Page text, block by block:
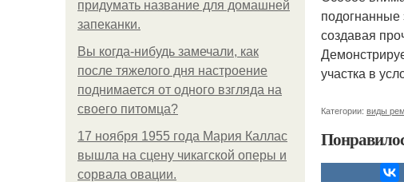
придумать название для домашней
запеканки.
Вы когда-нибудь замечали, как
после тяжелого дня настроение
поднимается от одного взгляда на
своего питомца?
17 ноября 1955 года Мария Каллас
вышла на сцену чикагской оперы и
сорвала овации.
подогнанные
создавая
участка в
Категории: виды